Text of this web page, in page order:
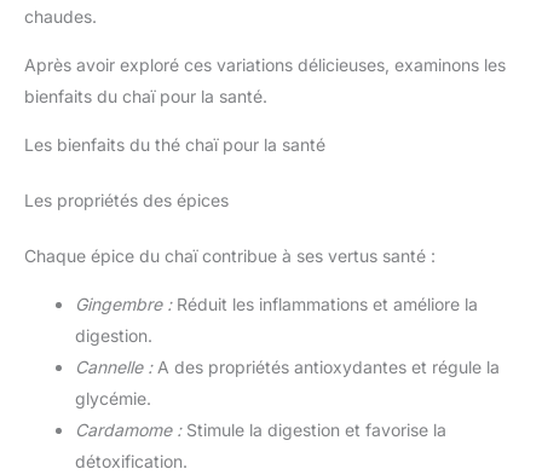
chaudes.
Après avoir exploré ces variations délicieuses, examinons les
bienfaits du chaï pour la santé.
Les bienfaits du thé chaï pour la santé
Les propriétés des épices
Chaque épice du chaï contribue à ses vertus santé :
Gingembre :Réduit les inflammations et améliore la
digestion.
Cannelle :A des propriétés antioxydantes et régule la
glycémie.
Cardamome :Stimule la digestion et favorise la
détoxification.